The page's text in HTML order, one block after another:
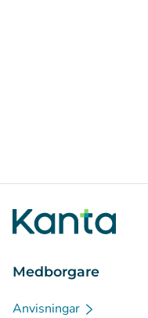
Medborgare
Anvisningar